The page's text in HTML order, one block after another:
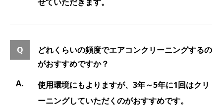
どれくらいの頻度でエアコンクリーニングするの
がおすすめですか？
使用環境にもよりますが、3年～5年に1回はクリ
ーニングしていただくのがおすすめです。